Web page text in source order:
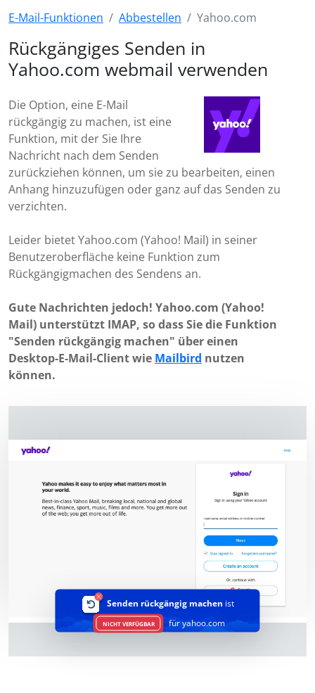
E-Mail-Funktionen Abbestellen Yahoo.com
Rückgängiges Senden in
Yahoo.com webmail verwenden
Die Option, eine E-Mail
rückgängig zu machen, ist eine
Funktion, mit der Sie Ihre
Nachricht nach dem Senden
zurückziehen können, um sie zu bearbeiten, einen
Anhang hinzuzufügen oder ganz auf das Senden zu
verzichten.
Leider bietet Yahoo.com (Yahoo! Mail) in seiner
Benutzeroberfläche keine Funktion zum
Rückgängigmachen des Sendens an.
Gute Nachrichten jedoch! Yahoo.com (Yahoo!
Mail) unterstützt IMAP, so dass Sie die Funktion
"Senden rückgängig machen" über einen
Desktop-E-Mail-Client wie Mailbird nutzen
können.
Senden rückgängig machen ist
NICHT VERFÜGBAR für yahoo.com